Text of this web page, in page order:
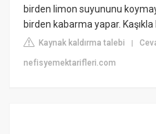
birden limon suyununu
birden kabarma yapar. Kaşıkla
Kaynak kaldırma talebi |
nefisyemektarifleri.com